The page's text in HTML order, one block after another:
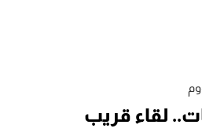
لقاء قريب